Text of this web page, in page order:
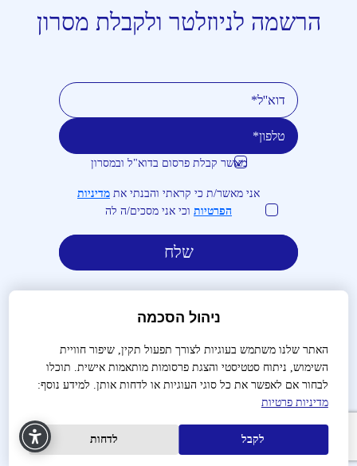
הרשמה לניוזלטר ולקבלת מסרון
מאשר קבלת פרסום בדוא"ל ובמסרון
אני מאשר/ת כי קראתי והבנתי את מדיניות
הפרטיות וכי אני מסכים/ה לה
לבירורים והזמנות:03-9488666
שאלות נפוצות צור קשר
עיצוב האתר
ניהול הסכמה
האתר שלנו משתמש בעוגיות לצורך תפעול תקין, שיפור חוויית
השימוש, ניתוח סטטיסטי והצגת פרסומות מותאמות אישית. תוכלו
לבחור אם לאפשר את כל סוגי העוגיות או לדחות אותן. למידע נוסף:
מדיניות פרטיות
לקבל לדחות